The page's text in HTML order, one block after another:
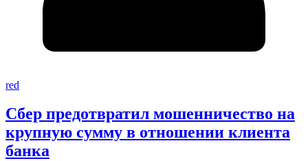
red
Сбер предотвратил мошенничество на
крупную сумму в отношении клиента
банка